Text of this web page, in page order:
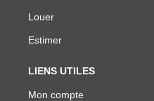
Louer
Estimer
LIENS UTILES
Mon compte